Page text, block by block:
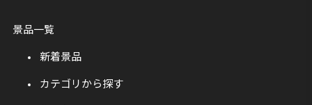
景品一覧
新着景品
カテゴリから探す